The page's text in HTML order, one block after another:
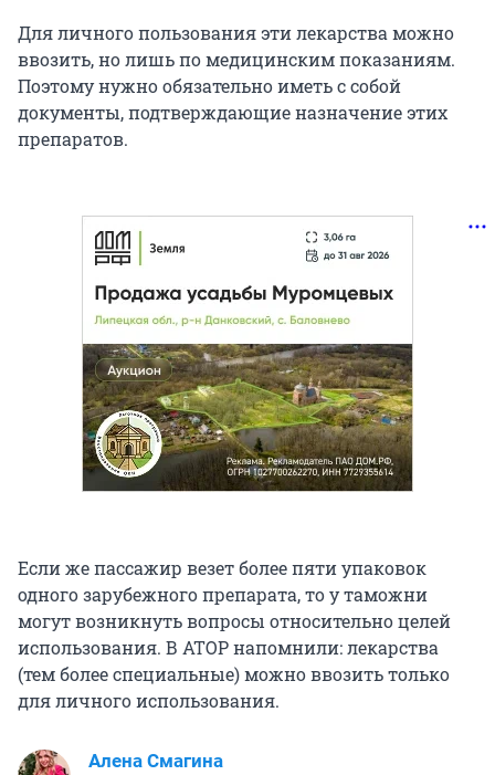
Для личного пользования эти лекарства можно
ввозить, но лишь по медицинским показаниям.
Поэтому нужно обязательно иметь с собой
документы, подтверждающие назначение этих
препаратов.
Если же пассажир везет более пяти упаковок
одного зарубежного препарата, то у таможни
могут возникнуть вопросы относительно целей
использования. В АТОР напомнили: лекарства
(тем более специальные) можно ввозить только
для личного использования.
Алена Смагина